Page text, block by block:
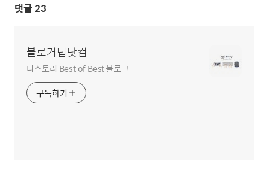
댓글 23
블로거팁닷컴
티스토리 Best of Best 블로그
구독하기